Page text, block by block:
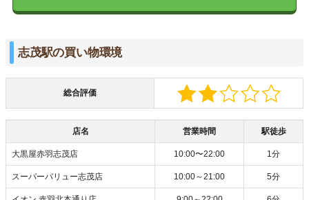
志茂駅の買い物環境
総合評価
店名 営業時間 駅徒歩
大黒屋赤羽志茂店 10:00〜22:00 1分
スーパーバリュー志茂店 10:00～21:00 5分